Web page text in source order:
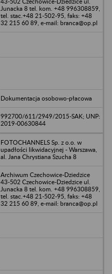
Junacka 8 tel. kom. +48 996308859,
tel. stac.+48 21-502-95, faks: +48
32 215 60 89, e-mail: branca@op.pl
Dokumentacja osobowo-płacowa
992700/611/2949/2015-SAK; UNP:
2019-00630844
FOTOCHANNELS Sp. z o.o. w
upadłości likwidacyjnej - Warszawa,
al. Jana Chrystiana Szucha 8
Archiwum Czechowice-Dziedzice
43-502 Czechowice-Dziedzice ul.
Junacka 8 tel. kom. +48 996308859,
tel. stac.+48 21-502-95, faks: +48
32 215 60 89, e-mail: branca@op.pl